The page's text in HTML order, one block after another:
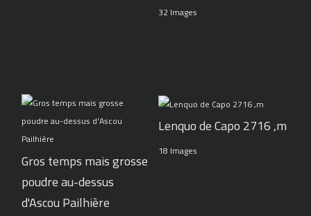
32 Images
Gros temps mais grosse
poudre au-dessus
d'Ascou Pailhière
Lenquo de Capo 2716 ,m
18 Images